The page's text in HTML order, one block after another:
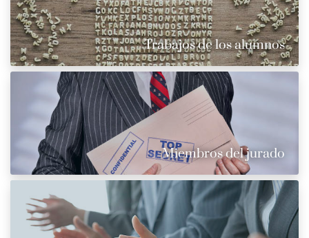
Trabajos de los alumnos
Miembros del jurado